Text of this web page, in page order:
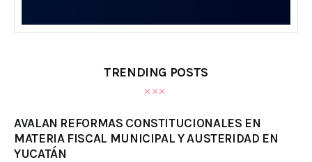
TRENDING POSTS
AVALAN REFORMAS CONSTITUCIONALES EN
MATERIA FISCAL MUNICIPAL Y AUSTERIDAD EN
YUCATÁN